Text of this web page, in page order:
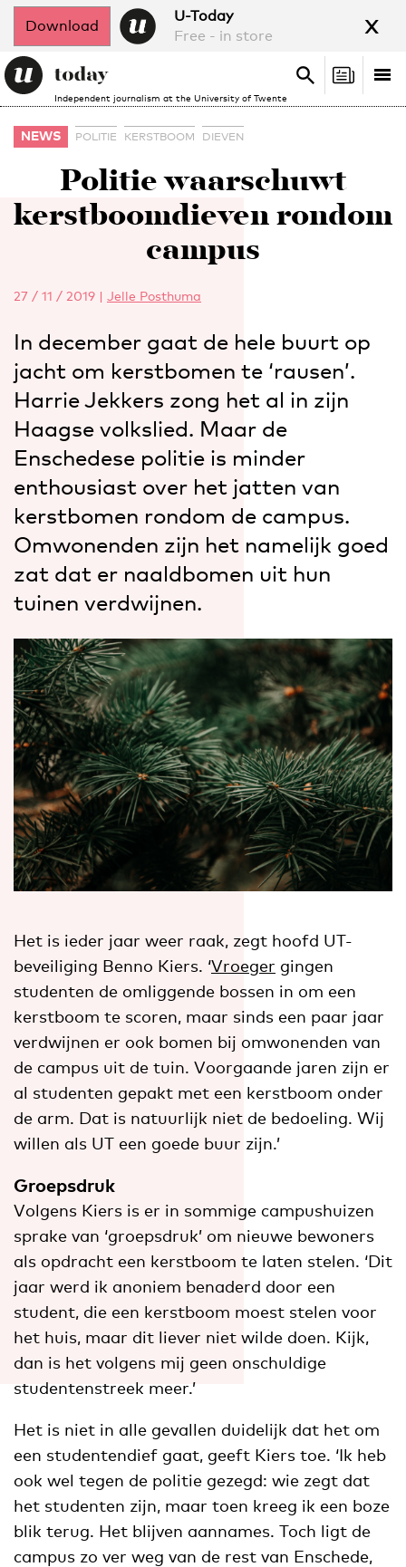
Download
U-Today
Free - in store
x
Independent journalism at the University of Twente
Search
Search
NEWS POLITIE KERSTBOOM DIEVEN
Politie waarschuwt
kerstboomdieven rondom
campus
27 / 11 / 2019 | Jelle Posthuma
In december gaat de hele buurt op
jacht om kerstbomen te ‘rausen’.
Harrie Jekkers zong het al in zijn
Haagse volkslied. Maar de
Enschedese politie is minder
enthousiast over het jatten van
kerstbomen rondom de campus.
Omwonenden zijn het namelijk goed
zat dat er naaldbomen uit hun
tuinen verdwijnen.
Het is ieder jaar weer raak, zegt hoofd UT-
beveiliging Benno Kiers. ‘Vroeger gingen
studenten de omliggende bossen in om een
kerstboom te scoren, maar sinds een paar jaar
verdwijnen er ook bomen bij omwonenden van
de campus uit de tuin. Voorgaande jaren zijn er
al studenten gepakt met een kerstboom onder
de arm. Dat is natuurlijk niet de bedoeling. Wij
willen als UT een goede buur zijn.’
Groepsdruk
Volgens Kiers is er in sommige campushuizen
sprake van ‘groepsdruk’ om nieuwe bewoners
als opdracht een kerstboom te laten stelen. ‘Dit
jaar werd ik anoniem benaderd door een
student, die een kerstboom moest stelen voor
het huis, maar dit liever niet wilde doen. Kijk,
dan is het volgens mij geen onschuldige
studentenstreek meer.’
Het is niet in alle gevallen duidelijk dat het om
een studentendief gaat, geeft Kiers toe. ‘Ik heb
ook wel tegen de politie gezegd: wie zegt dat
het studenten zijn, maar toen kreeg ik een boze
blik terug. Het blijven aannames. Toch ligt de
campus zo ver weg van de rest van Enschede,